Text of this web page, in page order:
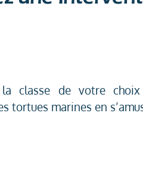
la classe de votre
tortues marines en